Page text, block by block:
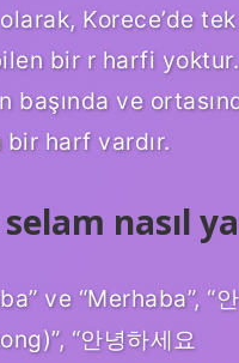
Korece’de tek
bir r harfi
başında ve
bir harf vardır.
nasıl
ve “Merhaba”, “
“안녕하세요